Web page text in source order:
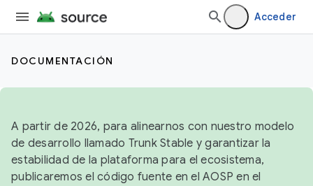
Acceder
DOCUMENTACIÓN
A partir de 2026, para alinearnos con nuestro modelo
de desarrollo llamado Trunk Stable y garantizar la
estabilidad de la plataforma para el ecosistema,
publicaremos el código fuente en el AOSP en el